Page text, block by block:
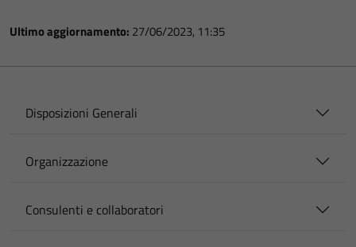
Ultimo aggiornamento: 27/06/2023, 11:35
Disposizioni Generali
Organizzazione
Consulenti e collaboratori